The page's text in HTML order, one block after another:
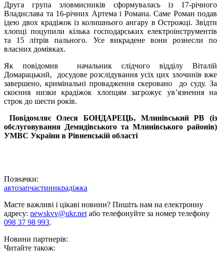
Друга група зловмисників сформувалась із 17-річного
Владислава та 16-річних Артема і Романа. Саме Роман подав
ідею двох крадіжок із колишнього ангару в Острожці. Звідти
хлопці поцупили кілька господарських електроінструментів
та 15 літрів пального. Усе викрадене вони рознесли по
власних домівках.
Як повідомив начальник слідчого відділу Віталій
Домарацький, досудове розслідування усіх цих злочинів вже
завершено, кримінальні провадження скеровано до суду. За
скоєння низки крадіжок хлопцям загрожує ув’язнення на
строк до шести років.
Повідомляє
Олеся БОНДАРЕЦЬ, Млинівський РВ (із
обслуговування Демидівського та Млинівського районів)
УМВС України в Рівненській області
Позначки:
автозапчастиникрадіжка
Маєте важливі і цікаві новини? Пишіть нам на електронну
адресу: newskvv@ukr.netабо телефонуйте за номер телефону
098 37 98 993.
Новини партнерів:
Читайте також: